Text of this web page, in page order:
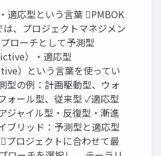
適応型という言葉 PMBOK
は、プロジェクトマネジメン
プローチとして予測型
）・適応型
）という言葉を使ってい
型の例：計画駆動型、ウォ
ォール型、従来型 ✓適応型
ジャイル型・反復型・漸進
ブリッド：予測型と適応型
プロジェクトに合わせて最